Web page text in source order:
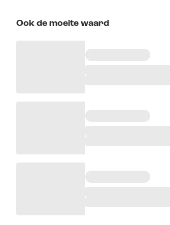
Ook de moeite waard